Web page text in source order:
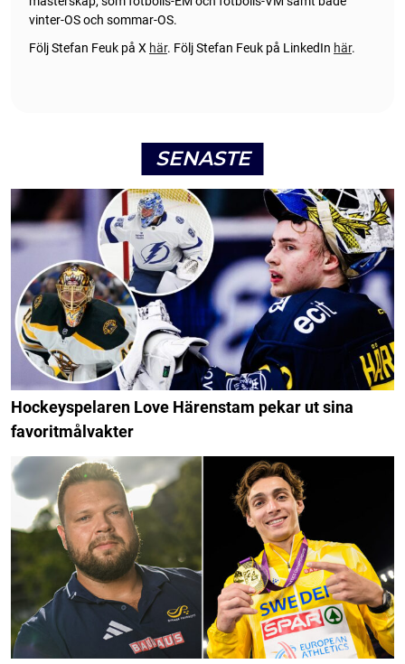
vinter-OS och sommar-OS.
Följ Stefan Feuk på X här. Följ Stefan Feuk på LinkedIn här.
SENASTE
Hockeyspelaren Love Härenstam pekar ut sina
favoritmålvakter